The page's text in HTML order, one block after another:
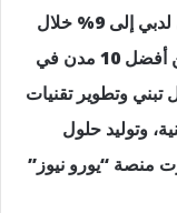
مساهمة القطاع في الناتج المحلي الإجمالي لدبي إلى 9% خلال
10 سنوات، ويسعى إلى جعل دبي واحدة من أفضل 10 مدن في
تبني وتطوير تقنيات
وتوليد حلول
منصة “يورو نيوز”